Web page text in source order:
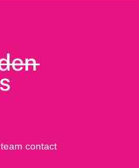
team contact